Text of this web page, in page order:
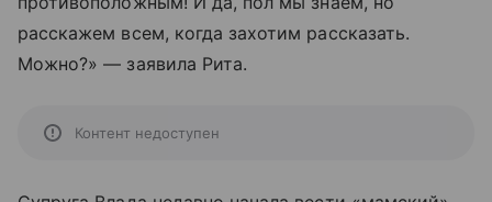
расскажем всем, когда захотим рассказать.
Можно?» — заявила Рита.
Контент недоступен